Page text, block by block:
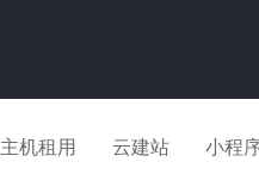
主机租用 云建站 小程